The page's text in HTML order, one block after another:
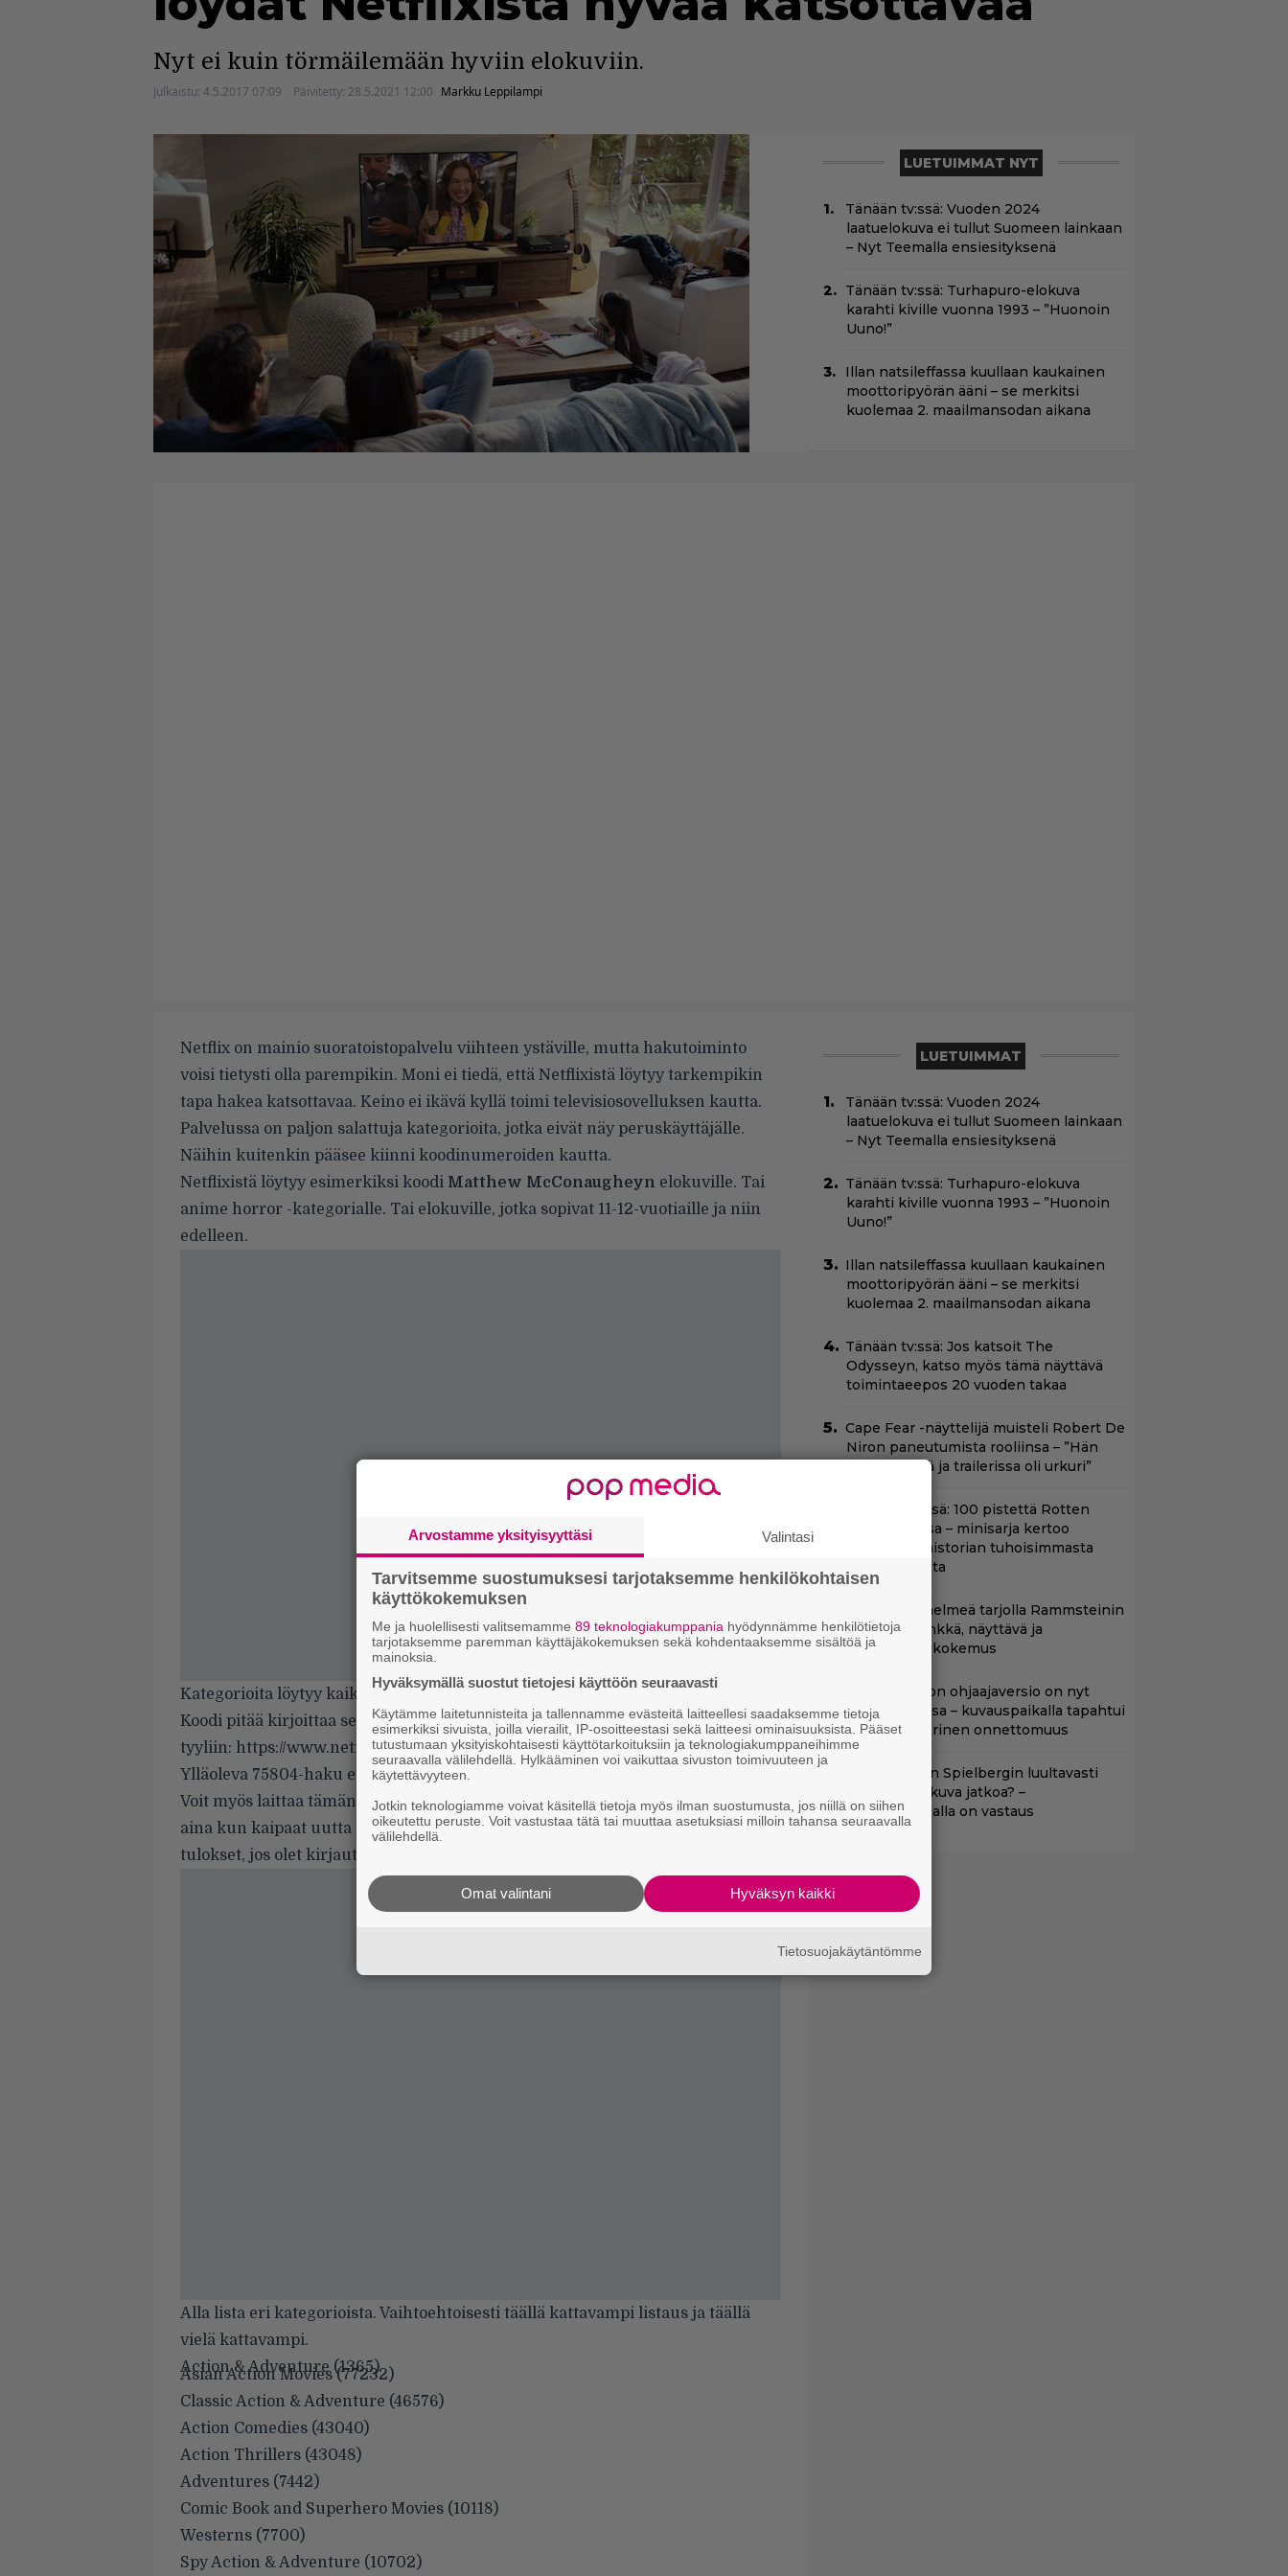
Nyt ei kuin törmäilemään hyviin elokuviin.
Julkaistu: 4.5.2017 07:09 Päivitetty: 28.5.2021 12:00 Markku Leppilampi
LUETUIMMAT NYT
Tänään tv:ssä: Vuoden 2024
laatuelokuva ei tullut Suomeen lainkaan
– Nyt Teemalla ensiesityksenä
Tänään tv:ssä: Turhapuro-elokuva
karahti kiville vuonna 1993 – ”Huonoin
Uuno!”
Illan natsileffassa kuullaan kaukainen
moottoripyörän ääni – se merkitsi
kuolemaa 2. maailmansodan aikana
Netflix on mainio suoratoistopalvelu viihteen ystäville, mutta hakutoiminto
voisi tietysti olla parempikin. Moni ei tiedä, että Netflixistä löytyy tarkempikin
tapa hakea katsottavaa. Keino ei ikävä kyllä toimi televisiosovelluksen kautta.
Palvelussa on paljon salattuja kategorioita, jotka eivät näy peruskäyttäjälle.
Näihin kuitenkin pääsee kiinni koodinumeroiden kautta.
Netflixistä löytyy esimerkiksi koodi Matthew McConaugheyn elokuville. Tai
anime horror -kategorialle. Tai elokuville, jotka sopivat 11-12-vuotiaille ja niin
edelleen.
Kategorioita löytyy kaikkiaan 27 000, joihin kaikkiin pääsee käsiksi koodilla.
Koodi pitää kirjoittaa selaimen osoitekenttään
tyyliin: https://www.netflix.com/browse/genre/75804
Ylläoleva 75804-haku etsii kauhuelokuvia, joissa esiintyy vampyyreja.
Voit myös laittaa tämän sivun kirjanmerkkeihin ja klikata alla olevia genrejä
aina kun kaipaat uutta katsottavaa. Haku ohjautuu Netflixin sivuille ja näyttää
tulokset, jos olet kirjautuneena suoratoistopalveluun.
Alla lista eri kategorioista. Vaihtoehtoisesti täällä kattavampi listaus ja täällä
vielä kattavampi.
Action & Adventure (1365)
Asian Action Movies (77232)
Classic Action & Adventure (46576)
Action Comedies (43040)
Action Thrillers (43048)
Adventures (7442)
Comic Book and Superhero Movies (10118)
Westerns (7700)
Spy Action & Adventure (10702)
LUETUIMMAT
Tänään tv:ssä: Vuoden 2024
laatuelokuva ei tullut Suomeen lainkaan
– Nyt Teemalla ensiesityksenä
Tänään tv:ssä: Turhapuro-elokuva
karahti kiville vuonna 1993 – ”Huonoin
Uuno!”
Illan natsileffassa kuullaan kaukainen
moottoripyörän ääni – se merkitsi
kuolemaa 2. maailmansodan aikana
Tänään tv:ssä: Jos katsoit The
Odysseyn, katso myös tämä näyttävä
toimintaeepos 20 vuoden takaa
Cape Fear -näyttelijä muisteli Robert De
Niron paneutumista rooliinsa – ”Hän
puhui kielillä ja trailerissa oli urkuri”
Nyt Netflixissä: 100 pistettä Rotten
Tomatoesissa – minisarja kertoo
Britannian historian tuhoisimmasta
terrori-iskusta
Suoratoistohelmeä tarjolla Rammsteinin
faneille – synkkä, näyttävä ja
satumainen kokemus
Scifi-klassikon ohjaajaversio on nyt
suoratoistossa – kuvauspaikalla tapahtui
kauhea ja verinen onnettomuus
Saako Steven Spielbergin luultavasti
huonoin elokuva jatkoa? –
Käsikirjoittajalla on vastaus
Arvostamme yksityisyyttäsi Valintasi
Tarvitsemme suostumuksesi tarjotaksemme henkilökohtaisen
käyttökokemuksen
Me ja huolellisesti valitsemamme 89 teknologiakumppania hyödynnämme henkilötietoja
tarjotaksemme paremman käyttäjäkokemuksen sekä kohdentaaksemme sisältöä ja
mainoksia.
Hyväksymällä suostut tietojesi käyttöön seuraavasti
Käytämme laitetunnisteita ja tallennamme evästeitä laitteellesi saadaksemme tietoja
esimerkiksi sivuista, joilla vierailit, IP-osoitteestasi sekä laitteesi ominaisuuksista. Pääset
tutustumaan yksityiskohtaisesti käyttötarkoituksiin ja teknologiakumppaneihimme
seuraavalla välilehdellä. Hylkääminen voi vaikuttaa sivuston toimivuuteen ja
käytettävyyteen.
Jotkin teknologiamme voivat käsitellä tietoja myös ilman suostumusta, jos niillä on siihen
oikeutettu peruste. Voit vastustaa tätä tai muuttaa asetuksiasi milloin tahansa seuraavalla
välilehdellä.
Hyväksyn kaikki
Omat valintani
Tietosuojakäytäntömme